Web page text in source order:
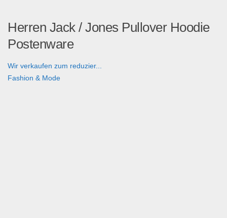
Herren Jack / Jones Pullover Hoodie
Postenware
Wir verkaufen zum reduzier...
Fashion & Mode